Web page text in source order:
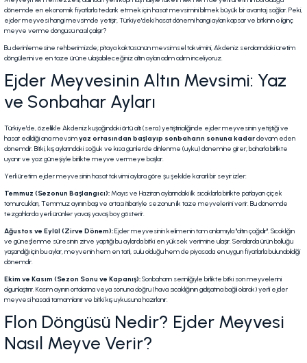
dönemde en ekonomik fiyatlarla tedarik etmek için hasat mevsimini bilmek büyük bir avantaj sağlar. Peki,
ejder meyvesi hangi mevsimde yetişir, Türkiye'deki hasat dönemi hangi ayları kapsar ve bitkinin o ilginç
meyve verme döngüsü nasıl çalışır?
Bu derinlemesine rehberimizde; pitaya kaktüsünün mevsimsel takvimini, Akdeniz seralarındaki üretim
döngülerini ve en taze ürüne ulaşabileceğiniz altın ayları adım adım inceliyoruz.
Ejder Meyvesinin Altın Mevsimi: Yaz
ve Sonbahar Ayları
Türkiye'de, özellikle Akdeniz kuşağındaki örtü altı (sera) yetiştiriciliğinde ejder meyvesinin yetiştiği ve
hasat edildiği ana mevsimyaz ortasından başlayıp sonbaharın sonuna kadardevam eden
dönemdir. Bitki, kış aylarındaki soğuk ve kısa günlerde dinlenme (uyku) dönemine girer; baharla birlikte
uyanır ve yaz güneşiyle birlikte meyve vermeye başlar.
Yerli üretim ejder meyvesinin hasat takvimi aylara göre şu şekilde kararlı bir seyir izler:
Temmuz (Sezonun Başlangıcı):Mayıs ve Haziran aylarındaki ilk sıcaklarla birlikte patlayan çiçek
tomurcukları, Temmuz ayının başı ve ortası itibariyle sezonun ilk taze meyvelerini verir. Bu dönemde
tezgahlarda yerli ürünler yavaş yavaş boy gösterir.
Ağustos ve Eylül (Zirve Dönem):Ejder meyvesinin kelimenin tam anlamıyla "altın çağıdır". Sıcaklığın
ve güneşlenme süresinin zirve yaptığı bu aylarda bitki en yüksek verimine ulaşır. Seralarda ürün bolluğu
yaşandığı için bu aylar, meyvenin hem en tatlı, sulu olduğu hem de piyasada en uygun fiyatlarla bulunabildiği
dönemdir.
Ekim ve Kasım (Sezon Sonu ve Kapanış):Sonbaharın serinliğiyle birlikte bitki son meyvelerini
olgunlaştırır. Kasım ayının ortalarına veya sonuna doğru (hava sıcaklığının gidişatına bağlı olarak) yerli ejder
meyvesi hasadı tamamlanır ve bitki kış uykusuna hazırlanır.
Flon Döngüsü Nedir? Ejder Meyvesi
Nasıl Meyve Verir?